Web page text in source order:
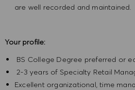
are well recorded and maintained.
Your profile:
BS College Degree preferred or
2-3 years of Specialty Retail
Excellent organizational, time